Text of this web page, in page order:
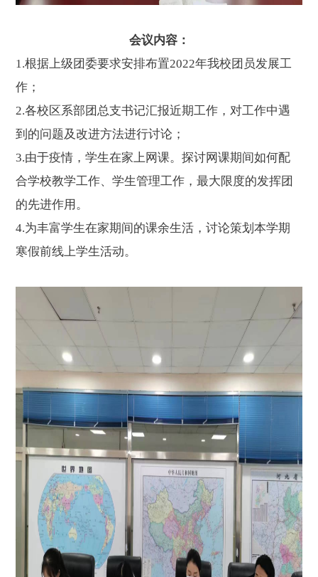
会议内容：
1.根据上级团委要求安排布置2022年我校团员发展工
作；
2.各校区系部团总支书记汇报近期工作，对工作中遇
到的问题及改进方法进行讨论；
3.由于疫情，学生在家上网课。探讨网课期间如何配
合学校教学工作、学生管理工作，最大限度的发挥团
的先进作用。
4.为丰富学生在家期间的课余生活，讨论策划本学期
寒假前线上学生活动。